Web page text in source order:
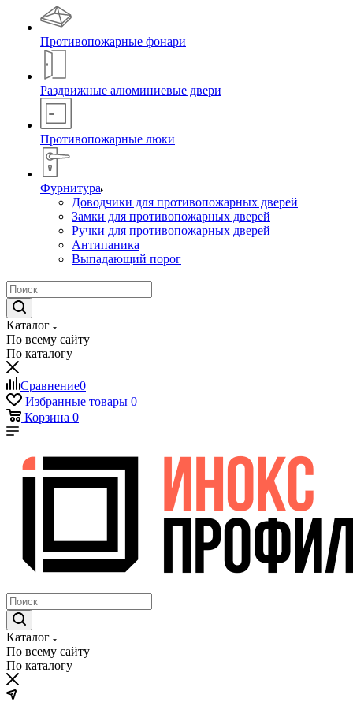
Противопожарные фонари
Раздвижные алюминиевые двери
Противопожарные люки
Фурнитура
Доводчики для противопожарных дверей
Замки для противопожарных дверей
Ручки для противопожарных дверей
Антипаника
Выпадающий порог
Каталог
По всему сайту
По каталогу
Сравнение0
Избранные товары 0
Корзина 0
Каталог
По всему сайту
По каталогу